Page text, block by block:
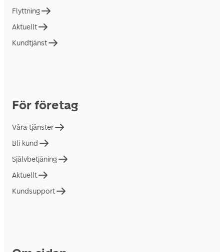
Flyttning
Aktuellt
Kundtjänst
För företag
Våra tjänster
Bli kund
Självbetjäning
Aktuellt
Kundsupport